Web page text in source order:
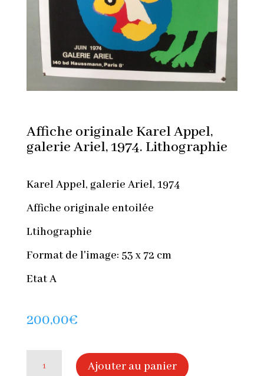
Affiche originale Karel Appel,
galerie Ariel, 1974. Lithographie
Karel Appel, galerie Ariel, 1974
Affiche originale entoilée
Ltihographie
Format de l'image: 53 x 72 cm
Etat A
200,00€
quantité
Ajouter au panier